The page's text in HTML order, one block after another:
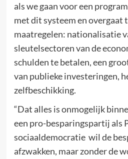
als we gaan voor een
met dit systeem en overgaat
maatregelen: nationalisatie
sleutelsectoren van de
schulden te betalen, een
van publieke investeringen,
zelfbeschikking.
“Dat alles is onmogelijk
een pro-besparingspartij als
sociaaldemocratie wil de
afzwakken, maar zonder de